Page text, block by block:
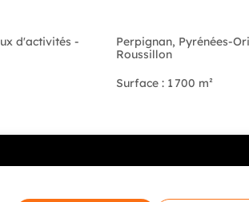
d'activités -
Perpignan, Pyrénées-
Roussillon
Surface : 1 700 m²